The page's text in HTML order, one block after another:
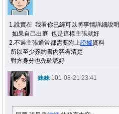
1.說實在 我看你已經可以將事情詳細說明
如果自己出庭 也是這樣主張就好
2.不過主張通常都需要附上證據資料
所以至少簽約書內容看清楚
對方身分也先確認好
妹妹101-08-21 23:41